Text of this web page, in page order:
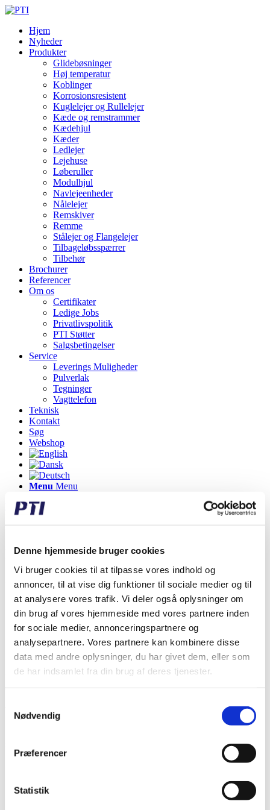
Denne hjemmeside bruger cookies
Vi bruger cookies til at tilpasse vores indhold og
annoncer, til at vise dig funktioner til sociale medier og til
at analysere vores trafik. Vi deler også oplysninger om
din brug af vores hjemmeside med vores partnere inden
for sociale medier, annonceringspartnere og
analysepartnere. Vores partnere kan kombinere disse
data med andre oplysninger, du har givet dem, eller som
de har indsamlet fra din brug af deres tjenester.
Nødvendig
Præferencer
Statistik
Hjem
Nyheder
Produkter
Glidebøsninger
Høj temperatur
Koblinger
Korrosionsresistent
Kuglelejer og Rullelejer
Kæde og remstrammer
Kædehjul
Kæder
Ledlejer
Lejehuse
Løberuller
Modulhjul
Navlejeenheder
Nålelejer
Remskiver
Remme
Stålejer og Flangelejer
Tilbageløbsspærrer
Tilbehør
Brochurer
Referencer
Om os
Certifikater
Ledige Jobs
Privatlivspolitik
PTI Støtter
Salgsbetingelser
Service
Leverings Muligheder
Pulverlak
Tegninger
Vagttelefon
Teknisk
Kontakt
Søg
Webshop
Menu Menu
Nyheder
Du er her:
PTI støtter Kræftens
Bekæmpelse
PTI støtter Kræftens Bekæmpelse
23. oktober 2023 i
Opdateringer
Hos PTI er vi stolte af at støtte Kræftens Bekæmpelse!
Vi tror på fællesskabets styrke og vil gerne gøre vores del for at
hjælpe med at bekæmpe denne frygtelige sygdom.
Lad os arbejde sammen for at skabe forandring, sprede
bevidsthed og styrke forskningen i kampen mod kræft.
Vi ser frem til at følge med og se et spændende show, der er
dedikeret til at samle midler ind til dette livsvigtige formål på lørdag.
Tak til alle, der gør en indsats for at gøre verden til et bedre sted.
Share on WhatsApp